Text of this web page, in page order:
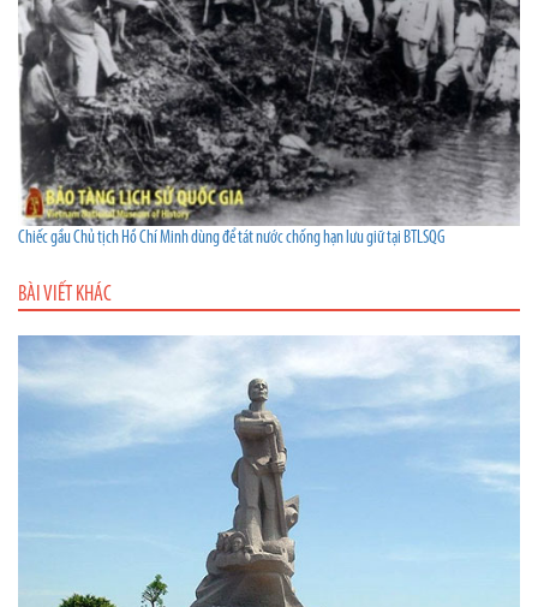
Chiếc gầu Chủ tịch Hồ Chí Minh dùng để tát nước chống hạn lưu giữ tại BTLSQG
BÀI VIẾT KHÁC